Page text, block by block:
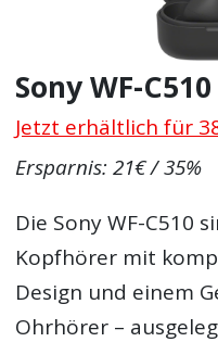
Sony WF-C510
Jetzt erhältlich für
Ersparnis: 21€ / 35%
Die Sony WF-C510
Kopfhörer mit
Design und einem
Ohrhörer –